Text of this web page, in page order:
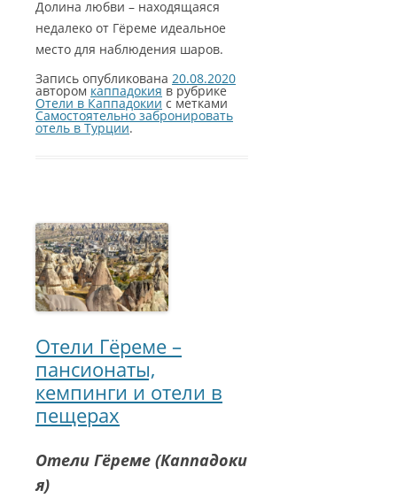
Долина любви – находящаяся
недалеко от Гёреме идеальное
место для наблюдения шаров.
Запись опубликована 20.08.2020
автором каппадокия в рубрике
Отели в Каппадокии с метками
Самостоятельно забронировать
отель в Турции.
Отели Гёреме –
пансионаты,
кемпинги и отели в
пещерах
Отели Гёреме (Каппадоки
я)